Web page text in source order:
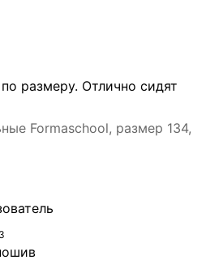
размеру. Отлично сидят
Formaschool, размер 134,